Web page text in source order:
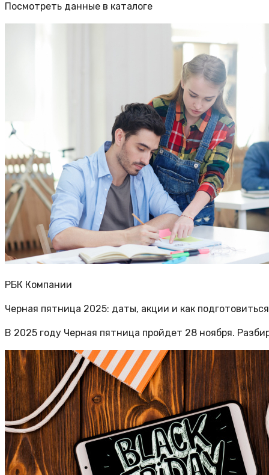
Посмотреть данные в каталоге
РБК Компании
Черная пятница 2025: даты, акции и как
В 2025 году Черная пятница пройдет 28 ноября.